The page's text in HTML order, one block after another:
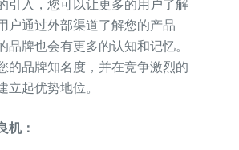
引入，您可以让更多的用户了解
户通过外部渠道了解您的产品
品牌也会有更多的认知和记忆。
的品牌知名度，并在竞争激烈的
立起优势地位。
机：